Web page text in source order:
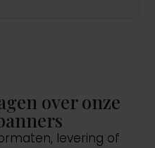
over onze
levering of